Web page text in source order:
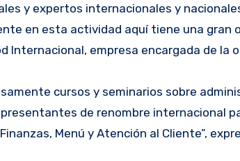
y expertos internacionales y
en esta actividad aquí tiene una gran
Internacional, empresa encargada de la
cursos y seminarios sobre
de renombre internacional
Menú y Atención al Cliente”,